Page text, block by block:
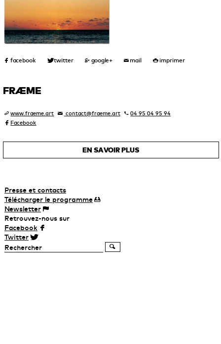
FRÆME
www.fraeme.art contact@fraeme.art
04 95 04 95 94
Facebook
EN SAVOIR PLUS
Presse et contacts
Télécharger leprogramme
Newsletter
Retrouvez-nous sur
Facebook
Twitter